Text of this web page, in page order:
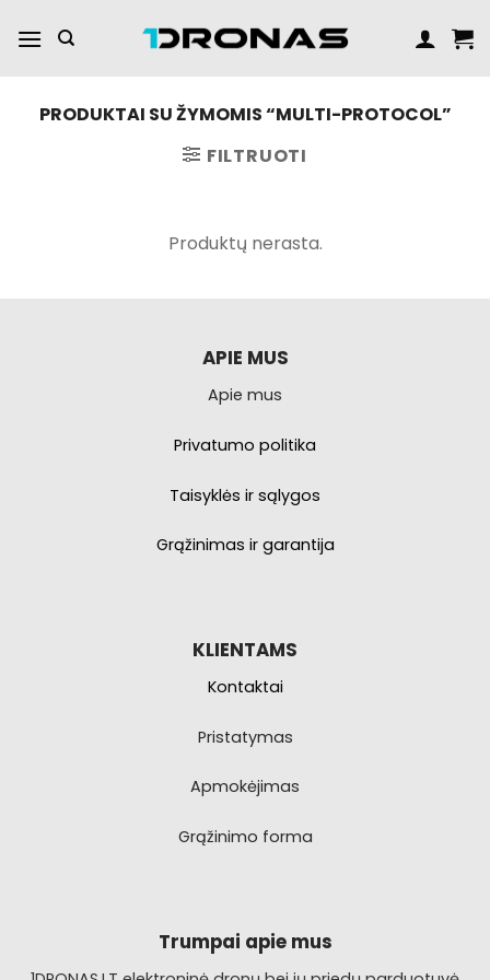
turinį
PRODUKTAI SU ŽYMOMIS “MULTI-PROTOCOL”
FILTRUOTI
Produktų nerasta.
APIE MUS
Apie mus
Privatumo politika
Taisyklės ir sąlygos
Grąžinimas ir garantija
KLIENTAMS
Kontaktai
Pristatymas
Apmokėjimas
Grąžinimo forma
Trumpai apie mus